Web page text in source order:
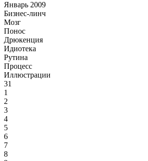
Январь 2009
Бизнес-линч
Мозг
Понос
Дрюкенция
Идиотека
Рутина
Процесс
Иллюстрации
31
1
2
3
4
5
6
7
8